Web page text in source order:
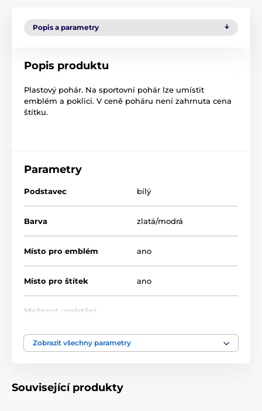
Popis a parametry
Popis produktu
Plastový pohár. Na sportovní pohár lze umístit
emblém a poklici. V ceně poháru není zahrnuta cena
štítku.
Parametry
Podstavec bílý
Barva zlatá/modrá
Místo pro emblém ano
Místo pro štítek ano
Možnost umístění
Průměr cm 8-8-10
Výška cm
Zobrazit všechny parametry
Související produkty